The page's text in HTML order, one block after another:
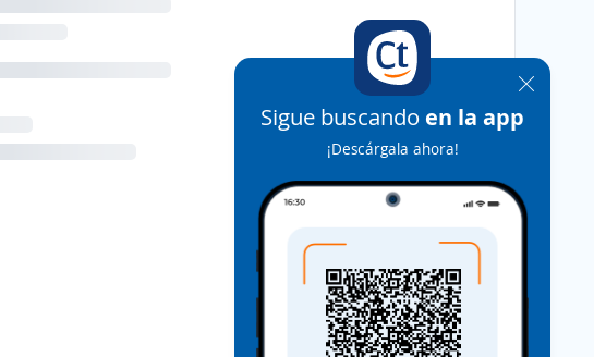
Sigue buscando en la app
¡Descárgala ahora!